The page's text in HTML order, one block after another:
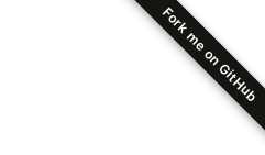
Fork me on GitHub